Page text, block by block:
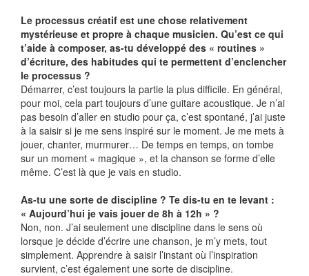
Le processus créatif est une chose relativement
mystérieuse et propre à chaque musicien. Qu’est ce qui
t’aide à composer, as-tu développé des « routines »
d’écriture, des habitudes qui te permettent d’enclencher
le processus ?
Démarrer, c’est toujours la partie la plus difficile. En général,
pour moi, cela part toujours d’une guitare acoustique. Je n’ai
pas besoin d’aller en studio pour ça, c’est spontané, j’ai juste
à la saisir si je me sens inspiré sur le moment. Je me mets à
jouer, chanter, murmurer… De temps en temps, on tombe
sur un moment « magique », et la chanson se forme d’elle
même. C’est là que je vais en studio.
As-tu une sorte de discipline ? Te dis-tu en te levant :
« Aujourd’hui je vais jouer de 8h à 12h » ?
Non, non. J’ai seulement une discipline dans le sens où
lorsque je décide d’écrire une chanson, je m’y mets, tout
simplement. Apprendre à saisir l’instant où l’inspiration
survient, c’est également une sorte de discipline.